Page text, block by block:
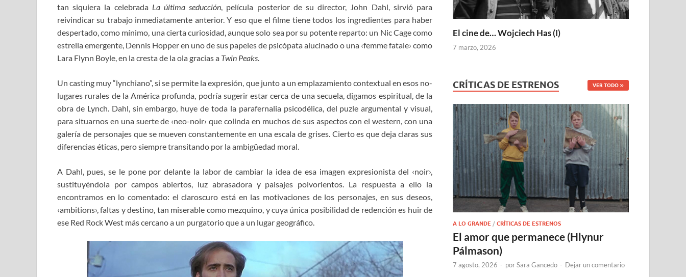
tan siquiera la celebrada La última seducción, película posterior de su director, John Dahl, sirvió para
reivindicar su trabajo inmediatamente anterior. Y eso que el filme tiene todos los ingredientes para haber
despertado, como mínimo, una cierta curiosidad, aunque solo sea por su potente reparto: un Nic Cage como
estrella emergente, Dennis Hopper en uno de sus papeles de psicópata alucinado o una ‹femme fatale› como
Lara Flynn Boyle, en la cresta de la ola gracias a Twin Peaks.
Un casting muy “lynchiano”, si se permite la expresión, que junto a un emplazamiento contextual en esos no-
lugares rurales de la América profunda, podría sugerir estar cerca de una secuela, digamos espiritual, de la
obra de Lynch. Dahl, sin embargo, huye de toda la parafernalia psicodélica, del puzle argumental y visual,
para situarnos en una suerte de ‹neo-noir› que colinda en muchos de sus aspectos con el western, con una
galería de personajes que se mueven constantemente en una escala de grises. Cierto es que deja claras sus
diferencias éticas, pero siempre transitando por la ambigüedad moral.
A Dahl, pues, se le pone por delante la labor de cambiar la idea de esa imagen expresionista del ‹noir›,
sustituyéndola por campos abiertos, luz abrasadora y paisajes polvorientos. La respuesta a ello la
encontramos en lo comentado: el claroscuro está en las motivaciones de los personajes, en sus deseos,
‹ambitions›, faltas y destino, tan miserable como mezquino, y cuya única posibilidad de redención es huir de
ese Red Rock West más cercano a un purgatorio que a un lugar geográfico.
El cine de… Wojciech Has (I)
7 marzo, 2026
CRÍTICAS DE ESTRENOS VER TODO
A LO GRANDE /CRÍTICAS DE ESTRENOS
El amor que permanece (Hlynur
Pálmason)
7 agosto, 2026 - porSara Gancedo - Dejar un comentario